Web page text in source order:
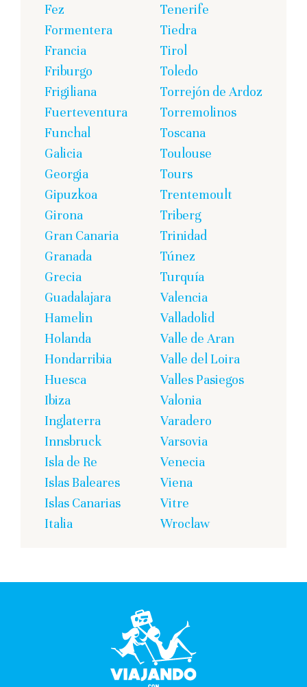
Fez
Formentera
Francia
Friburgo
Frigiliana
Fuerteventura
Funchal
Galicia
Georgia
Gipuzkoa
Girona
Gran Canaria
Granada
Grecia
Guadalajara
Hamelin
Holanda
Hondarribia
Huesca
Ibiza
Inglaterra
Innsbruck
Isla de Re
Islas Baleares
Islas Canarias
Italia
Tenerife
Tiedra
Tirol
Toledo
Torrejón de Ardoz
Torremolinos
Toscana
Toulouse
Tours
Trentemoult
Triberg
Trinidad
Túnez
Turquía
Valencia
Valladolid
Valle de Aran
Valle del Loira
Valles Pasiegos
Valonia
Varadero
Varsovia
Venecia
Viena
Vitre
Wroclaw